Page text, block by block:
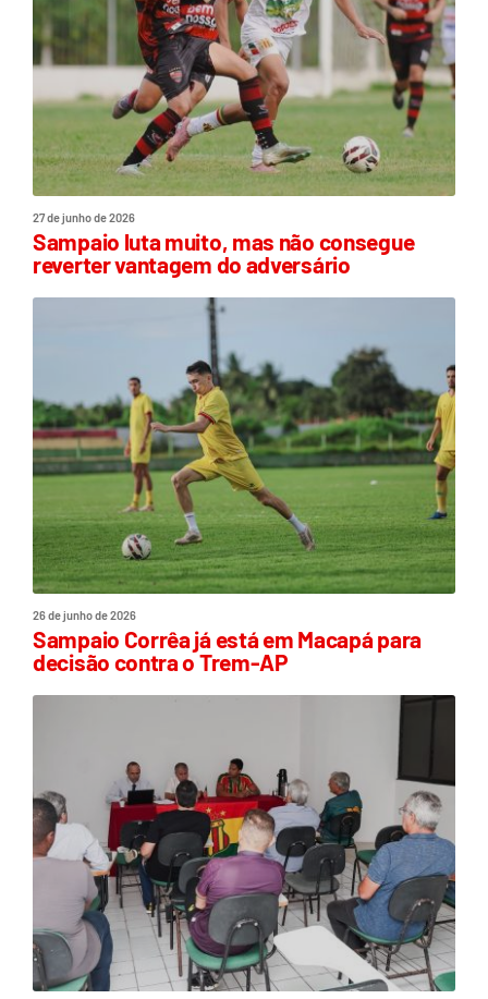
27 de junho de 2026
Sampaio luta muito, mas não consegue
reverter vantagem do adversário
26 de junho de 2026
Sampaio Corrêa já está em Macapá para
decisão contra o Trem-AP